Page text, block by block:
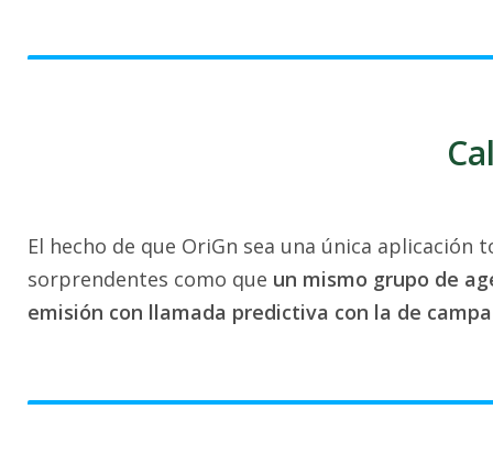
El hecho de que OriGn sea una única
sorprendentes como que un mismo grupo de
emisión con llamada predictiva con la de